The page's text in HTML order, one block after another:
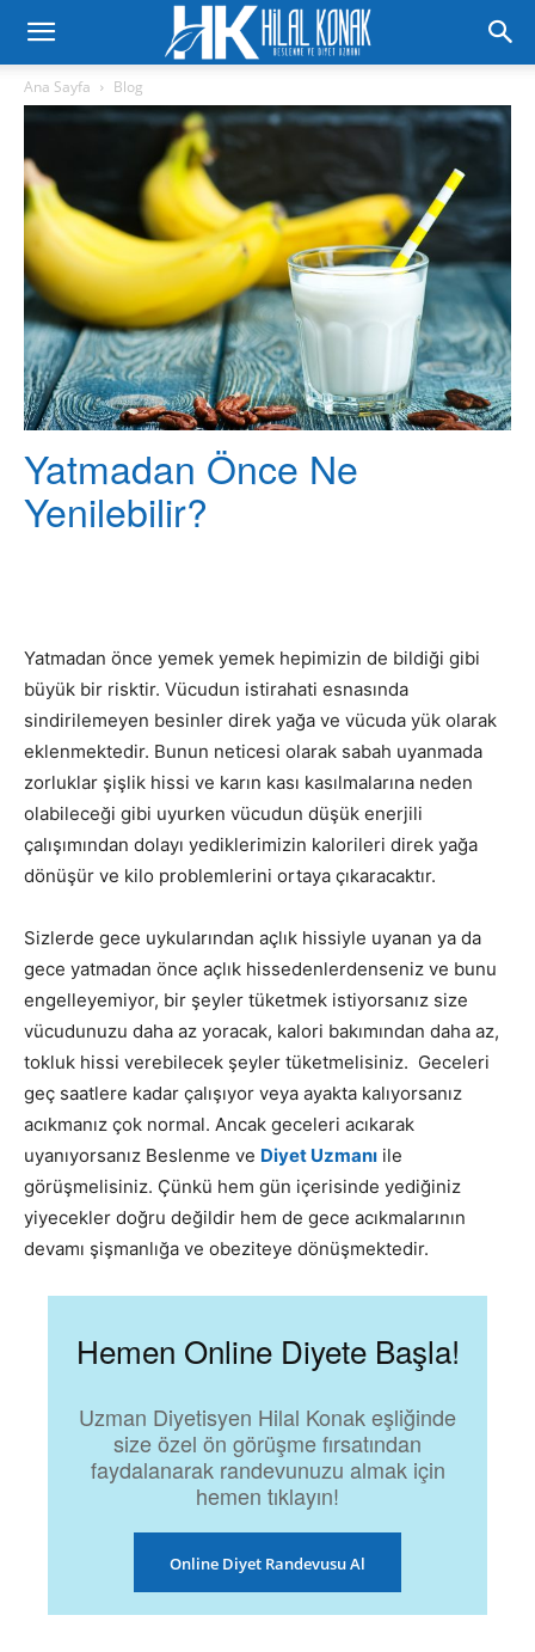
Ana Sayfa Blog
Yatmadan Önce Ne
Yenilebilir?
Yatmadan önce yemek yemek hepimizin de bildiği gibi
büyük bir risktir. Vücudun istirahati esnasında
sindirilemeyen besinler direk yağa ve vücuda yük olarak
eklenmektedir. Bunun neticesi olarak sabah uyanmada
zorluklar şişlik hissi ve karın kası kasılmalarına neden
olabileceği gibi uyurken vücudun düşük enerjili
çalışımından dolayı yediklerimizin kalorileri direk yağa
dönüşür ve kilo problemlerini ortaya çıkaracaktır.
Sizlerde gece uykularından açlık hissiyle uyanan ya da
gece yatmadan önce açlık hissedenlerdenseniz ve bunu
engelleyemiyor, bir şeyler tüketmek istiyorsanız size
vücudunuzu daha az yoracak, kalori bakımından daha az,
tokluk hissi verebilecek şeyler tüketmelisiniz. Geceleri
geç saatlere kadar çalışıyor veya ayakta kalıyorsanız
acıkmanız çok normal. Ancak geceleri acıkarak
uyanıyorsanız Beslenme ve Diyet Uzmanı ile
görüşmelisiniz. Çünkü hem gün içerisinde yediğiniz
yiyecekler doğru değildir hem de gece acıkmalarının
devamı şişmanlığa ve obeziteye dönüşmektedir.
Hemen Online Diyete Başla!
Uzman Diyetisyen Hilal Konak eşliğinde
size özel ön görüşme fırsatından
faydalanarak randevunuzu almak için
hemen tıklayın!
Online Diyet Randevusu Al